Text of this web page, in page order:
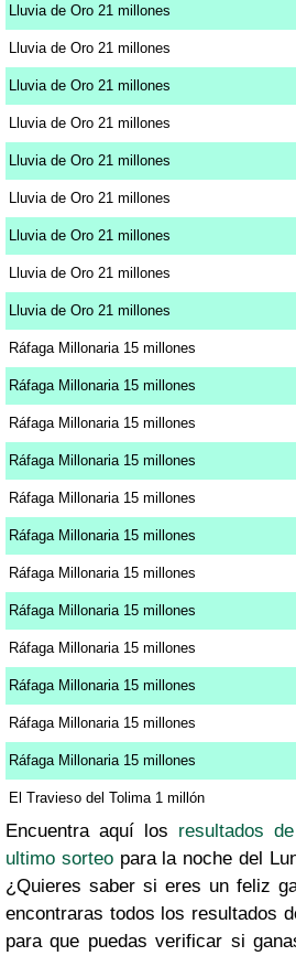
Lluvia de Oro 21 millones
Lluvia de Oro 21 millones
Lluvia de Oro 21 millones
Lluvia de Oro 21 millones
Lluvia de Oro 21 millones
Lluvia de Oro 21 millones
Lluvia de Oro 21 millones
Lluvia de Oro 21 millones
Lluvia de Oro 21 millones
Ráfaga Millonaria 15 millones
Ráfaga Millonaria 15 millones
Ráfaga Millonaria 15 millones
Ráfaga Millonaria 15 millones
Ráfaga Millonaria 15 millones
Ráfaga Millonaria 15 millones
Ráfaga Millonaria 15 millones
Ráfaga Millonaria 15 millones
Ráfaga Millonaria 15 millones
Ráfaga Millonaria 15 millones
Ráfaga Millonaria 15 millones
Ráfaga Millonaria 15 millones
El Travieso del Tolima 1 millón
Encuentra aquí los resultados
ultimo sorteopara la noche del
¿Quieres saber si eres un feliz
encontraras todos los resultados
para que puedas verificar si